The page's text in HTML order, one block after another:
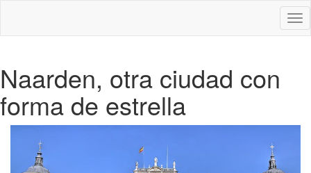
Naarden, otra ciudad con
forma de estrella